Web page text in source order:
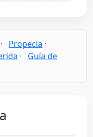
· Propecia ·
·
Guía de